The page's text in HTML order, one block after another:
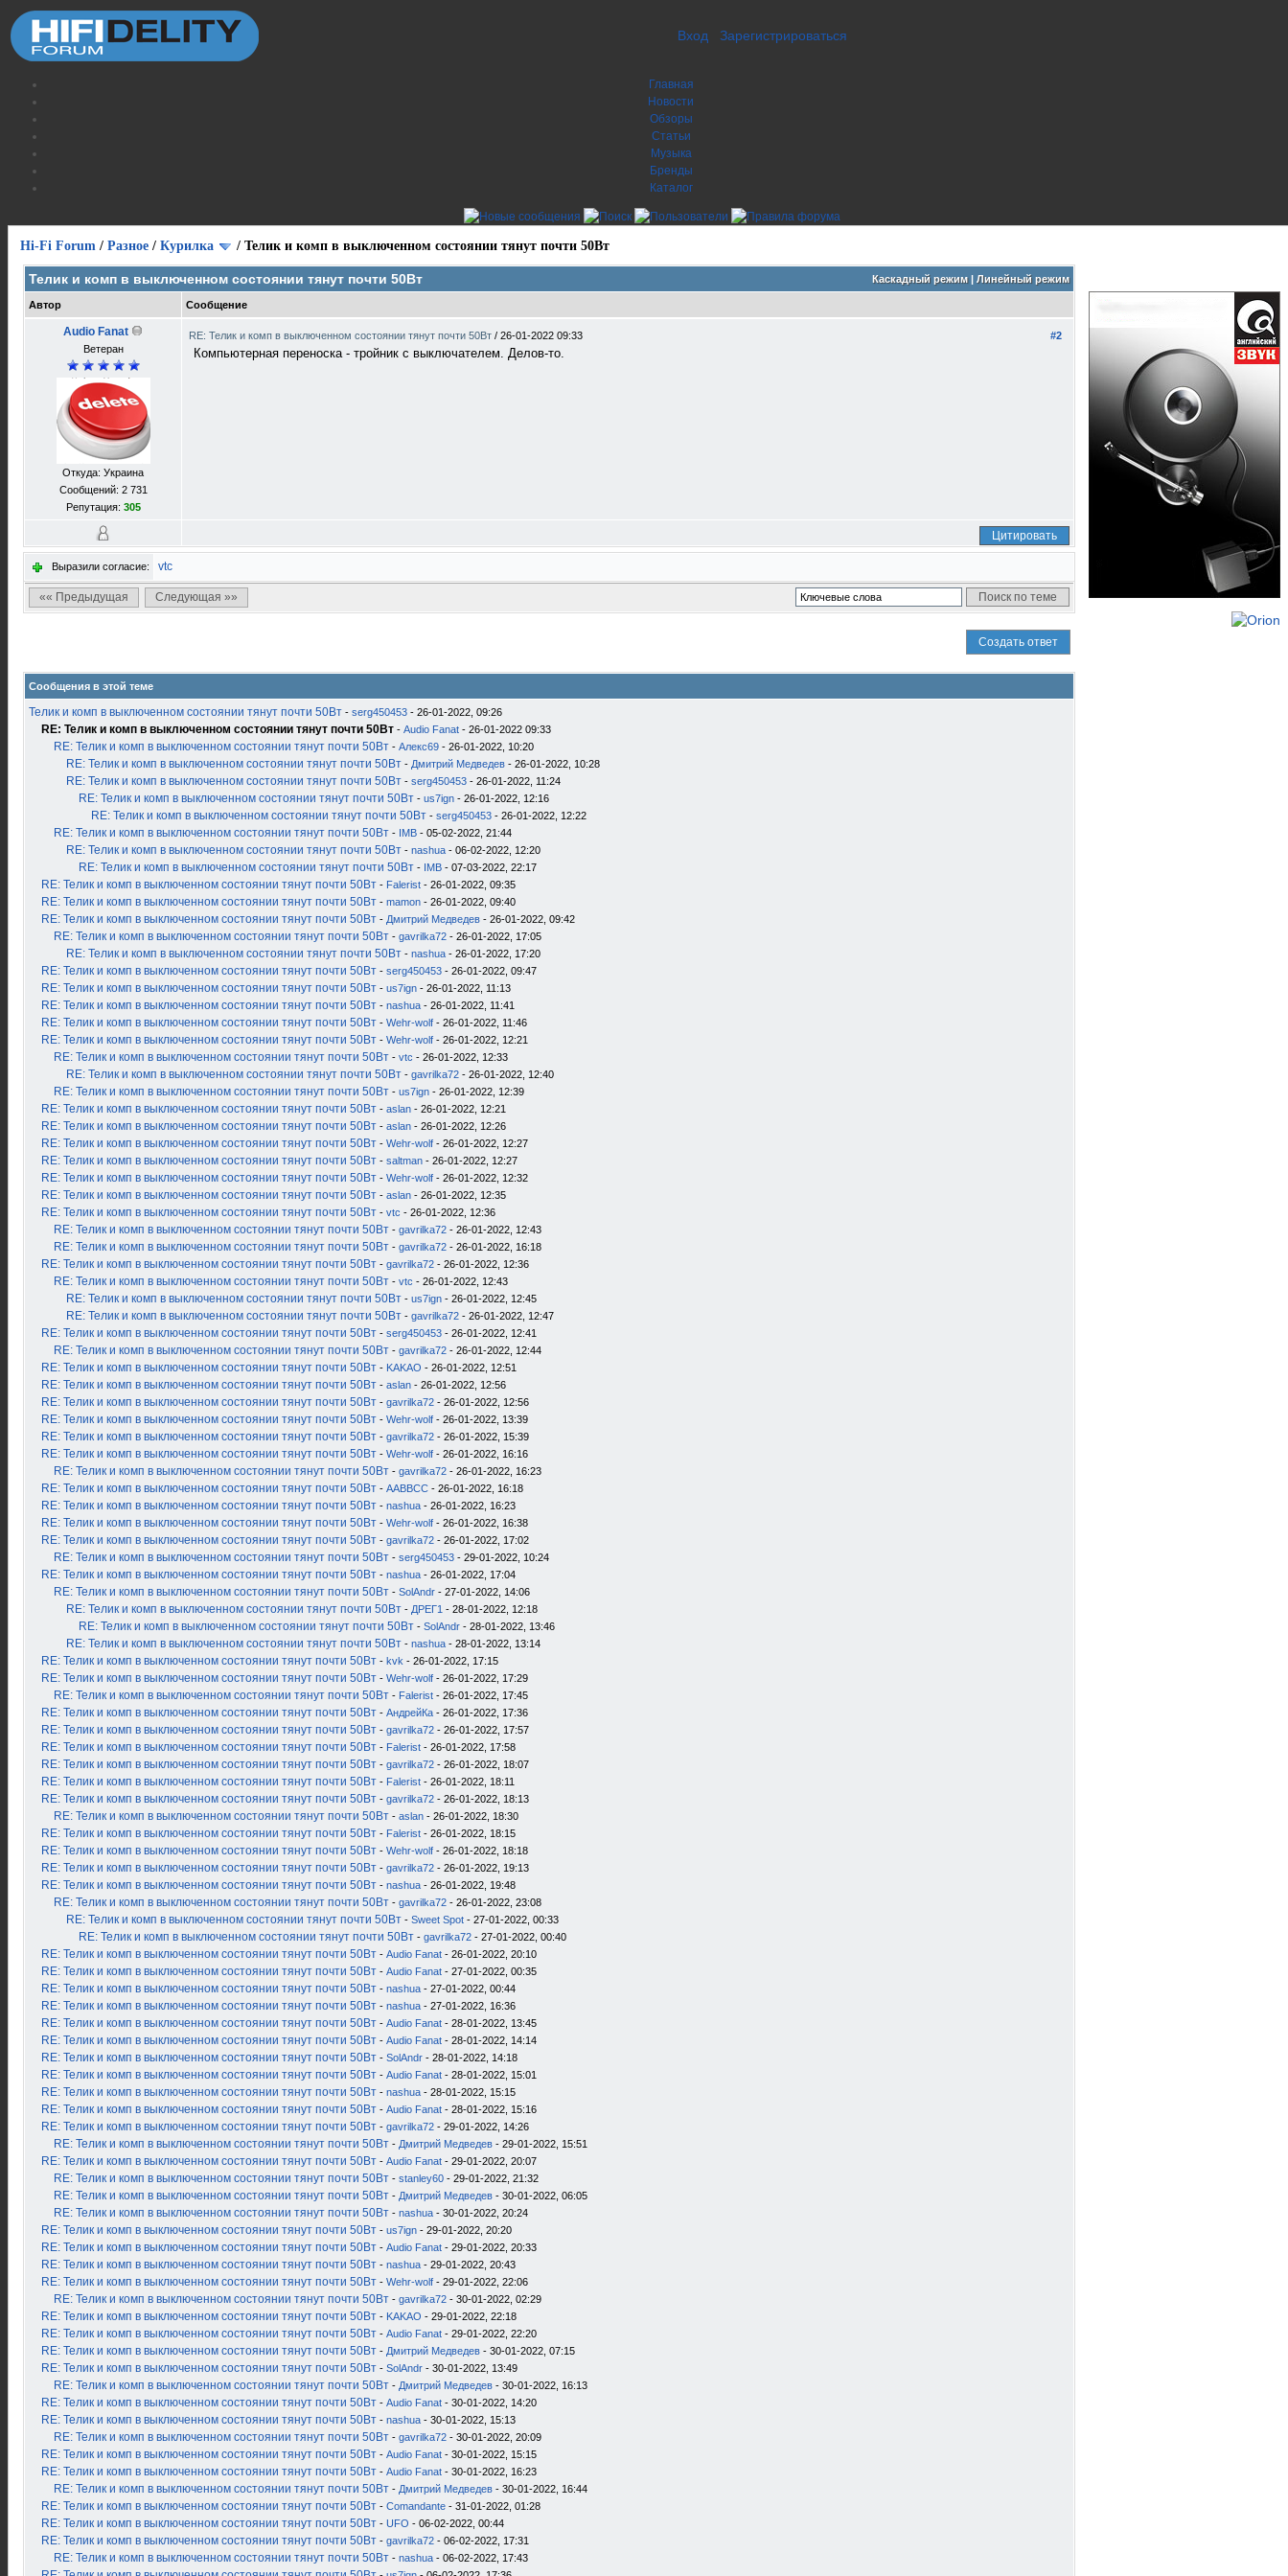
Вход Зарегистрироваться
Главная
Новости
Обзоры
Статьи
Музыка
Бренды
Каталог
Hi-Fi Forum / Разное / Курилка / Телик и комп в выключенном состоянии тянут почти 50Вт
Каскадный режим| Линейный режим
Телик и комп в выключенном состоянии тянут почти 50Вт
Автор Сообщение
Audio Fanat
Ветеран
Откуда: Украина
Сообщений: 2 731
Репутация: 305
#2
RE: Телик и комп в выключенном состоянии тянут почти 50Вт / 26-01-2022 09:33
Компьютерная переноска - тройник с выключателем. Делов-то.
Цитировать
Выразили согласие: vtc
«« Предыдущая Следующая »»
Создать ответ
Сообщения в этой теме
Телик и комп в выключенном состоянии тянут почти 50Вт - serg450453 - 26-01-2022, 09:26
RE: Телик и комп в выключенном состоянии тянут почти 50Вт - Audio Fanat - 26-01-2022 09:33
RE: Телик и комп в выключенном состоянии тянут почти 50Вт - Алекс69 - 26-01-2022, 10:20
RE: Телик и комп в выключенном состоянии тянут почти 50Вт - Дмитрий Медведев - 26-01-2022, 10:28
RE: Телик и комп в выключенном состоянии тянут почти 50Вт - serg450453 - 26-01-2022, 11:24
RE: Телик и комп в выключенном состоянии тянут почти 50Вт - us7ign - 26-01-2022, 12:16
RE: Телик и комп в выключенном состоянии тянут почти 50Вт - serg450453 - 26-01-2022, 12:22
RE: Телик и комп в выключенном состоянии тянут почти 50Вт - IMB - 05-02-2022, 21:44
RE: Телик и комп в выключенном состоянии тянут почти 50Вт - nashua - 06-02-2022, 12:20
RE: Телик и комп в выключенном состоянии тянут почти 50Вт - IMB - 07-03-2022, 22:17
RE: Телик и комп в выключенном состоянии тянут почти 50Вт - Falerist - 26-01-2022, 09:35
RE: Телик и комп в выключенном состоянии тянут почти 50Вт - mamon - 26-01-2022, 09:40
RE: Телик и комп в выключенном состоянии тянут почти 50Вт - Дмитрий Медведев - 26-01-2022, 09:42
RE: Телик и комп в выключенном состоянии тянут почти 50Вт - gavrilka72 - 26-01-2022, 17:05
RE: Телик и комп в выключенном состоянии тянут почти 50Вт - nashua - 26-01-2022, 17:20
RE: Телик и комп в выключенном состоянии тянут почти 50Вт - serg450453 - 26-01-2022, 09:47
RE: Телик и комп в выключенном состоянии тянут почти 50Вт - us7ign - 26-01-2022, 11:13
RE: Телик и комп в выключенном состоянии тянут почти 50Вт - nashua - 26-01-2022, 11:41
RE: Телик и комп в выключенном состоянии тянут почти 50Вт - Wehr-wolf - 26-01-2022, 11:46
RE: Телик и комп в выключенном состоянии тянут почти 50Вт - Wehr-wolf - 26-01-2022, 12:21
RE: Телик и комп в выключенном состоянии тянут почти 50Вт - vtc - 26-01-2022, 12:33
RE: Телик и комп в выключенном состоянии тянут почти 50Вт - gavrilka72 - 26-01-2022, 12:40
RE: Телик и комп в выключенном состоянии тянут почти 50Вт - us7ign - 26-01-2022, 12:39
RE: Телик и комп в выключенном состоянии тянут почти 50Вт - aslan - 26-01-2022, 12:21
RE: Телик и комп в выключенном состоянии тянут почти 50Вт - aslan - 26-01-2022, 12:26
RE: Телик и комп в выключенном состоянии тянут почти 50Вт - Wehr-wolf - 26-01-2022, 12:27
RE: Телик и комп в выключенном состоянии тянут почти 50Вт - saltman - 26-01-2022, 12:27
RE: Телик и комп в выключенном состоянии тянут почти 50Вт - Wehr-wolf - 26-01-2022, 12:32
RE: Телик и комп в выключенном состоянии тянут почти 50Вт - aslan - 26-01-2022, 12:35
RE: Телик и комп в выключенном состоянии тянут почти 50Вт - vtc - 26-01-2022, 12:36
RE: Телик и комп в выключенном состоянии тянут почти 50Вт - gavrilka72 - 26-01-2022, 12:43
RE: Телик и комп в выключенном состоянии тянут почти 50Вт - gavrilka72 - 26-01-2022, 16:18
RE: Телик и комп в выключенном состоянии тянут почти 50Вт - gavrilka72 - 26-01-2022, 12:36
RE: Телик и комп в выключенном состоянии тянут почти 50Вт - vtc - 26-01-2022, 12:43
RE: Телик и комп в выключенном состоянии тянут почти 50Вт - us7ign - 26-01-2022, 12:45
RE: Телик и комп в выключенном состоянии тянут почти 50Вт - gavrilka72 - 26-01-2022, 12:47
RE: Телик и комп в выключенном состоянии тянут почти 50Вт - serg450453 - 26-01-2022, 12:41
RE: Телик и комп в выключенном состоянии тянут почти 50Вт - gavrilka72 - 26-01-2022, 12:44
RE: Телик и комп в выключенном состоянии тянут почти 50Вт - KAKAO - 26-01-2022, 12:51
RE: Телик и комп в выключенном состоянии тянут почти 50Вт - aslan - 26-01-2022, 12:56
RE: Телик и комп в выключенном состоянии тянут почти 50Вт - gavrilka72 - 26-01-2022, 12:56
RE: Телик и комп в выключенном состоянии тянут почти 50Вт - Wehr-wolf - 26-01-2022, 13:39
RE: Телик и комп в выключенном состоянии тянут почти 50Вт - gavrilka72 - 26-01-2022, 15:39
RE: Телик и комп в выключенном состоянии тянут почти 50Вт - Wehr-wolf - 26-01-2022, 16:16
RE: Телик и комп в выключенном состоянии тянут почти 50Вт - gavrilka72 - 26-01-2022, 16:23
RE: Телик и комп в выключенном состоянии тянут почти 50Вт - AABBCC - 26-01-2022, 16:18
RE: Телик и комп в выключенном состоянии тянут почти 50Вт - nashua - 26-01-2022, 16:23
RE: Телик и комп в выключенном состоянии тянут почти 50Вт - Wehr-wolf - 26-01-2022, 16:38
RE: Телик и комп в выключенном состоянии тянут почти 50Вт - gavrilka72 - 26-01-2022, 17:02
RE: Телик и комп в выключенном состоянии тянут почти 50Вт - serg450453 - 29-01-2022, 10:24
RE: Телик и комп в выключенном состоянии тянут почти 50Вт - nashua - 26-01-2022, 17:04
RE: Телик и комп в выключенном состоянии тянут почти 50Вт - SolAndr - 27-01-2022, 14:06
RE: Телик и комп в выключенном состоянии тянут почти 50Вт - ДРЕГ1 - 28-01-2022, 12:18
RE: Телик и комп в выключенном состоянии тянут почти 50Вт - SolAndr - 28-01-2022, 13:46
RE: Телик и комп в выключенном состоянии тянут почти 50Вт - nashua - 28-01-2022, 13:14
RE: Телик и комп в выключенном состоянии тянут почти 50Вт - kvk - 26-01-2022, 17:15
RE: Телик и комп в выключенном состоянии тянут почти 50Вт - Wehr-wolf - 26-01-2022, 17:29
RE: Телик и комп в выключенном состоянии тянут почти 50Вт - Falerist - 26-01-2022, 17:45
RE: Телик и комп в выключенном состоянии тянут почти 50Вт - АндрейКа - 26-01-2022, 17:36
RE: Телик и комп в выключенном состоянии тянут почти 50Вт - gavrilka72 - 26-01-2022, 17:57
RE: Телик и комп в выключенном состоянии тянут почти 50Вт - Falerist - 26-01-2022, 17:58
RE: Телик и комп в выключенном состоянии тянут почти 50Вт - gavrilka72 - 26-01-2022, 18:07
RE: Телик и комп в выключенном состоянии тянут почти 50Вт - Falerist - 26-01-2022, 18:11
RE: Телик и комп в выключенном состоянии тянут почти 50Вт - gavrilka72 - 26-01-2022, 18:13
RE: Телик и комп в выключенном состоянии тянут почти 50Вт - aslan - 26-01-2022, 18:30
RE: Телик и комп в выключенном состоянии тянут почти 50Вт - Falerist - 26-01-2022, 18:15
RE: Телик и комп в выключенном состоянии тянут почти 50Вт - Wehr-wolf - 26-01-2022, 18:18
RE: Телик и комп в выключенном состоянии тянут почти 50Вт - gavrilka72 - 26-01-2022, 19:13
RE: Телик и комп в выключенном состоянии тянут почти 50Вт - nashua - 26-01-2022, 19:48
RE: Телик и комп в выключенном состоянии тянут почти 50Вт - gavrilka72 - 26-01-2022, 23:08
RE: Телик и комп в выключенном состоянии тянут почти 50Вт - Sweet Spot - 27-01-2022, 00:33
RE: Телик и комп в выключенном состоянии тянут почти 50Вт - gavrilka72 - 27-01-2022, 00:40
RE: Телик и комп в выключенном состоянии тянут почти 50Вт - Audio Fanat - 26-01-2022, 20:10
RE: Телик и комп в выключенном состоянии тянут почти 50Вт - Audio Fanat - 27-01-2022, 00:35
RE: Телик и комп в выключенном состоянии тянут почти 50Вт - nashua - 27-01-2022, 00:44
RE: Телик и комп в выключенном состоянии тянут почти 50Вт - nashua - 27-01-2022, 16:36
RE: Телик и комп в выключенном состоянии тянут почти 50Вт - Audio Fanat - 28-01-2022, 13:45
RE: Телик и комп в выключенном состоянии тянут почти 50Вт - Audio Fanat - 28-01-2022, 14:14
RE: Телик и комп в выключенном состоянии тянут почти 50Вт - SolAndr - 28-01-2022, 14:18
RE: Телик и комп в выключенном состоянии тянут почти 50Вт - Audio Fanat - 28-01-2022, 15:01
RE: Телик и комп в выключенном состоянии тянут почти 50Вт - nashua - 28-01-2022, 15:15
RE: Телик и комп в выключенном состоянии тянут почти 50Вт - Audio Fanat - 28-01-2022, 15:16
RE: Телик и комп в выключенном состоянии тянут почти 50Вт - gavrilka72 - 29-01-2022, 14:26
RE: Телик и комп в выключенном состоянии тянут почти 50Вт - Дмитрий Медведев - 29-01-2022, 15:51
RE: Телик и комп в выключенном состоянии тянут почти 50Вт - Audio Fanat - 29-01-2022, 20:07
RE: Телик и комп в выключенном состоянии тянут почти 50Вт - stanley60 - 29-01-2022, 21:32
RE: Телик и комп в выключенном состоянии тянут почти 50Вт - Дмитрий Медведев - 30-01-2022, 06:05
RE: Телик и комп в выключенном состоянии тянут почти 50Вт - nashua - 30-01-2022, 20:24
RE: Телик и комп в выключенном состоянии тянут почти 50Вт - us7ign - 29-01-2022, 20:20
RE: Телик и комп в выключенном состоянии тянут почти 50Вт - Audio Fanat - 29-01-2022, 20:33
RE: Телик и комп в выключенном состоянии тянут почти 50Вт - nashua - 29-01-2022, 20:43
RE: Телик и комп в выключенном состоянии тянут почти 50Вт - Wehr-wolf - 29-01-2022, 22:06
RE: Телик и комп в выключенном состоянии тянут почти 50Вт - gavrilka72 - 30-01-2022, 02:29
RE: Телик и комп в выключенном состоянии тянут почти 50Вт - KAKAO - 29-01-2022, 22:18
RE: Телик и комп в выключенном состоянии тянут почти 50Вт - Audio Fanat - 29-01-2022, 22:20
RE: Телик и комп в выключенном состоянии тянут почти 50Вт - Дмитрий Медведев - 30-01-2022, 07:15
RE: Телик и комп в выключенном состоянии тянут почти 50Вт - SolAndr - 30-01-2022, 13:49
RE: Телик и комп в выключенном состоянии тянут почти 50Вт - Дмитрий Медведев - 30-01-2022, 16:13
RE: Телик и комп в выключенном состоянии тянут почти 50Вт - Audio Fanat - 30-01-2022, 14:20
RE: Телик и комп в выключенном состоянии тянут почти 50Вт - nashua - 30-01-2022, 15:13
RE: Телик и комп в выключенном состоянии тянут почти 50Вт - gavrilka72 - 30-01-2022, 20:09
RE: Телик и комп в выключенном состоянии тянут почти 50Вт - Audio Fanat - 30-01-2022, 15:15
RE: Телик и комп в выключенном состоянии тянут почти 50Вт - Audio Fanat - 30-01-2022, 16:23
RE: Телик и комп в выключенном состоянии тянут почти 50Вт - Дмитрий Медведев - 30-01-2022, 16:44
RE: Телик и комп в выключенном состоянии тянут почти 50Вт - Comandante - 31-01-2022, 01:28
RE: Телик и комп в выключенном состоянии тянут почти 50Вт - UFO - 06-02-2022, 00:44
RE: Телик и комп в выключенном состоянии тянут почти 50Вт - gavrilka72 - 06-02-2022, 17:31
RE: Телик и комп в выключенном состоянии тянут почти 50Вт - nashua - 06-02-2022, 17:43